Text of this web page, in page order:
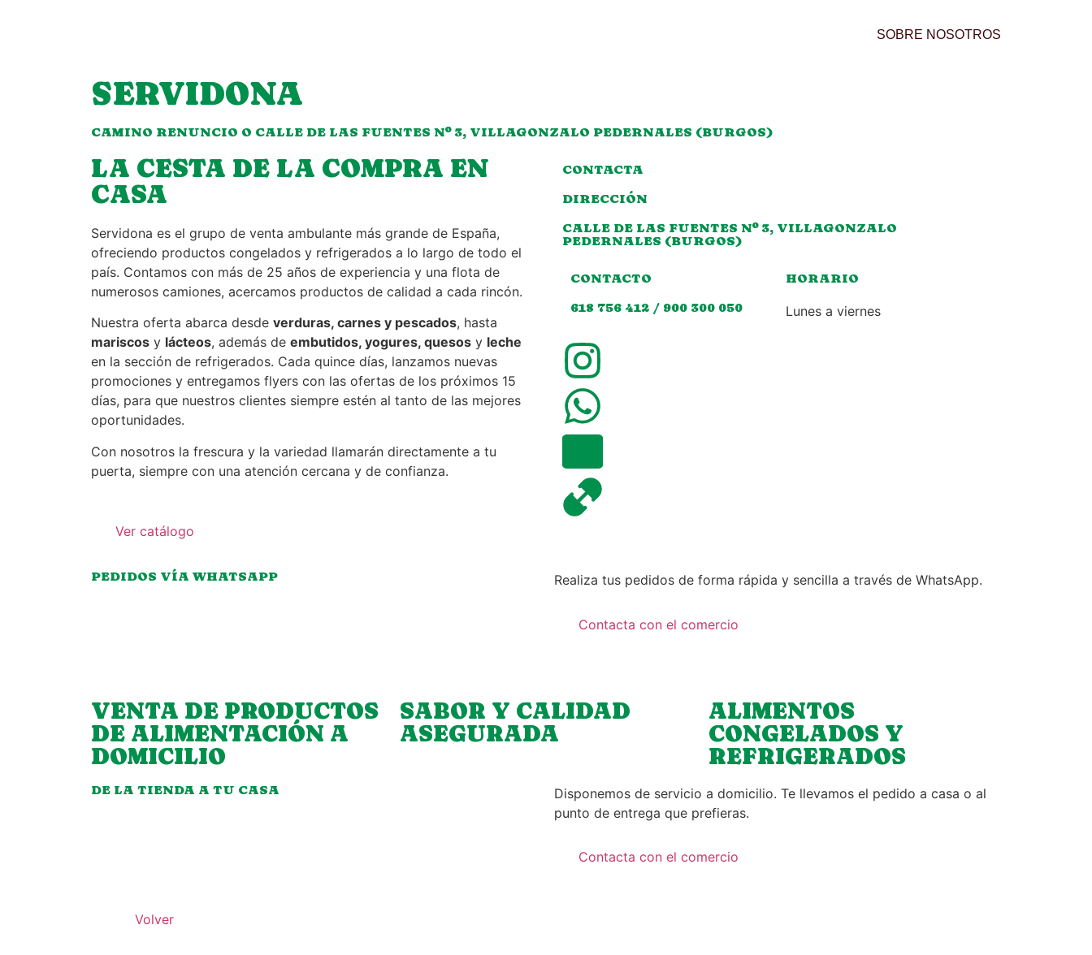
SOBRE NOSOTROS
SERVIDONA
CAMINO RENUNCIO O CALLE DE LAS FUENTES Nº 3, VILLAGONZALO PEDERNALES (BURGOS)
LA CESTA DE LA COMPRA EN
CASA
Servidona es el grupo de venta ambulante más grande de España,
ofreciendo productos congelados y refrigerados a lo largo de todo el
país. Contamos con más de 25 años de experiencia y una flota de
numerosos camiones, acercamos productos de calidad a cada rincón.
Nuestra oferta abarca desde verduras, carnes y pescados, hasta
mariscos y lácteos, además de embutidos, yogures, quesos y leche
en la sección de refrigerados. Cada quince días, lanzamos nuevas
promociones y entregamos flyers con las ofertas de los próximos 15
días, para que nuestros clientes siempre estén al tanto de las mejores
oportunidades.
Con nosotros la frescura y la variedad llamarán directamente a tu
puerta, siempre con una atención cercana y de confianza.
Ver catálogo
CONTACTA
DIRECCIÓN
CALLE DE LAS FUENTES Nº 3, VILLAGONZALO
PEDERNALES (BURGOS)
CONTACTO
618 756 412 / 900 300 050
HORARIO
Lunes a viernes
PEDIDOS VÍA WHATSAPP Realiza tus pedidos de forma rápida y sencilla a través de WhatsApp.
Contacta con el comercio
VENTA DE PRODUCTOS
DE ALIMENTACIÓN A
DOMICILIO
SABOR Y CALIDAD
ASEGURADA
ALIMENTOS
CONGELADOS Y
REFRIGERADOS
DE LA TIENDA A TU CASA
Disponemos de servicio a domicilio. Te llevamos el pedido a casa o al
punto de entrega que prefieras.
Contacta con el comercio
Volver